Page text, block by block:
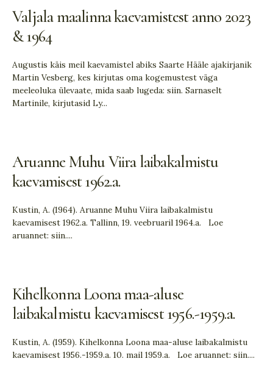
Valjala maalinna kaevamistest anno 2023
& 1964
Augustis käis meil kaevamistel abiks Saarte Hääle ajakirjanik
Martin Vesberg, kes kirjutas oma kogemustest väga
meeleoluka ülevaate, mida saab lugeda: siin. Sarnaselt
Martinile, kirjutasid Ly...
Aruanne Muhu Viira laibakalmistu
kaevamisest 1962.a.
Kustin, A. (1964). Aruanne Muhu Viira laibakalmistu
kaevamisest 1962.a. Tallinn, 19. veebruaril 1964.a. Loe
aruannet: siin....
Kihelkonna Loona maa-aluse
laibakalmistu kaevamisest 1956.-1959.a.
Kustin, A. (1959). Kihelkonna Loona maa-aluse laibakalmistu
kaevamisest 1956.-1959.a. 10. mail 1959.a. Loe aruannet: siin....